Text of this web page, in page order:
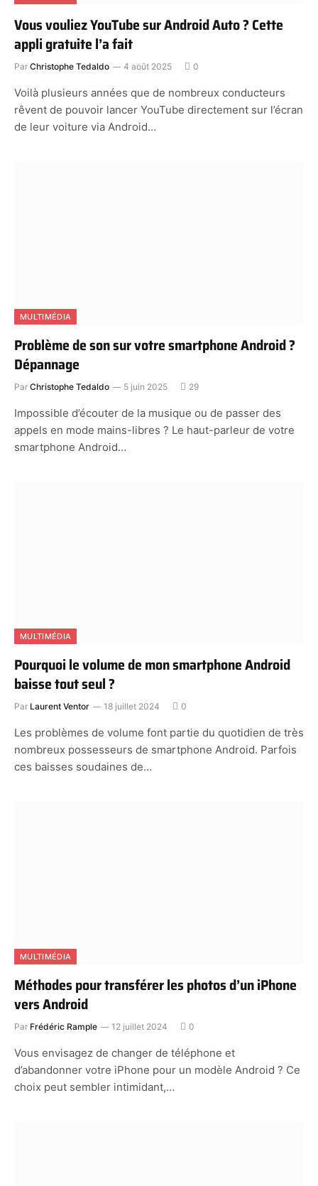
Vous vouliez YouTube sur Android Auto ? Cette
appli gratuite l’a fait
Par Christophe Tedaldo 4 août 2025 0
Voilà plusieurs années que de nombreux conducteurs
rêvent de pouvoir lancer YouTube directement sur l’écran
de leur voiture via Android…
MULTIMÉDIA
Problème de son sur votre smartphone Android ?
Dépannage
Par Christophe Tedaldo 5 juin 2025 29
Impossible d’écouter de la musique ou de passer des
appels en mode mains-libres ? Le haut-parleur de votre
smartphone Android…
MULTIMÉDIA
Pourquoi le volume de mon smartphone Android
baisse tout seul ?
Par Laurent Ventor 18 juillet 2024 0
Les problèmes de volume font partie du quotidien de très
nombreux possesseurs de smartphone Android. Parfois
ces baisses soudaines de…
MULTIMÉDIA
Méthodes pour transférer les photos d’un iPhone
vers Android
Par Frédéric Rample 12 juillet 2024 0
Vous envisagez de changer de téléphone et
d’abandonner votre iPhone pour un modèle Android ? Ce
choix peut sembler intimidant,…